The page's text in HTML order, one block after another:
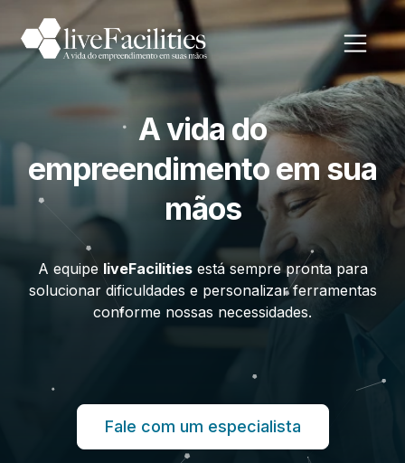
A vida do
empreendimento em sua
mãos
A equipe liveFacilitiesestá sempre pronta para
solucionar dificuldades e personalizar ferramentas
conforme nossas necessidades.
Fale com um especialista